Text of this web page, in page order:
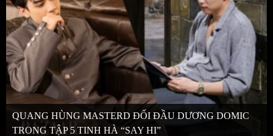
QUANG HÙNG MASTERD ĐỐI ĐẦU DƯƠNG DOMIC
TRONG TẬP 5 TINH HÀ “SAY HI”